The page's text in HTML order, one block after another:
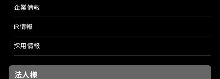
企業情報
IR情報
採用情報
法人様